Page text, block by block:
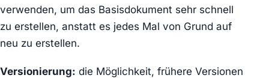
verwenden, um das Basisdokument sehr schnell
zu erstellen, anstatt es jedes Mal von Grund auf
neu zu erstellen.
Versionierung: die Möglichkeit, frühere Versionen